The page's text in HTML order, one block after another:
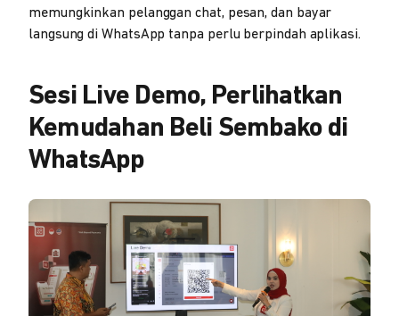
memungkinkan pelanggan chat, pesan, dan bayar
langsung di WhatsApp tanpa perlu berpindah aplikasi.
Sesi Live Demo, Perlihatkan
Kemudahan Beli Sembako di
WhatsApp